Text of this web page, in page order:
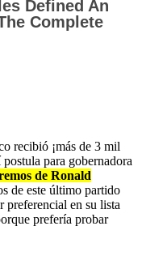
recibió ¡más de 3 mil
para gobernadora
de Ronald
de este último partido
preferencial en su lista
prefería probar